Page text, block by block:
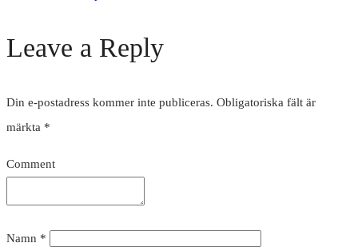
Leave a Reply
Din e-postadress kommer inte publiceras. Obligatoriska fält är
märkta *
Comment
Namn *